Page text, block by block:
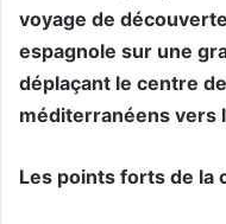
voyage de
espagnole sur une
déplaçant le centre
méditerranéens vers
Les points forts de la